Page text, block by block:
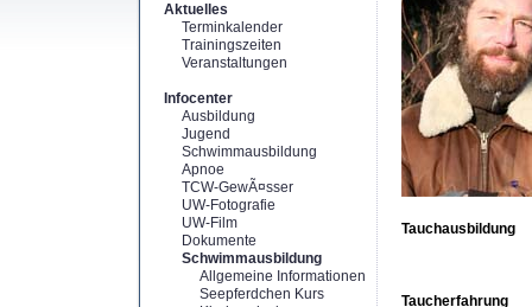
Aktuelles
Terminkalender
Trainingszeiten
Veranstaltungen
Infocenter
Ausbildung
Jugend
Schwimmausbildung
Apnoe
TCW-GewÃ¤sser
UW-Fotografie
UW-Film
Dokumente
Schwimmausbildung
Allgemeine Informationen
Seepferdchen Kurs
Tauchausbildung
Taucherfahrung